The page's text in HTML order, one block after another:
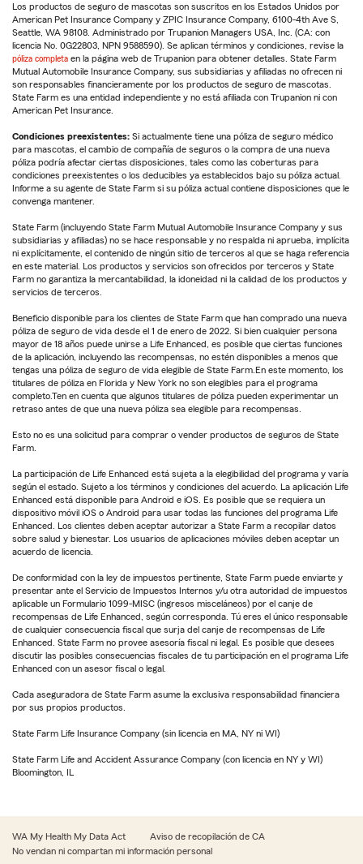
Los productos de seguro de mascotas son suscritos en los Estados Unidos por
American Pet Insurance Company y ZPIC Insurance Company, 6100-4th Ave S,
Seattle, WA 98108. Administrado por Trupanion Managers USA, Inc. (CA: con
licencia No. 0G22803, NPN 9588590). Se aplican términos y condiciones, revise la
póliza completa en la página web de Trupanion para obtener detalles. State Farm
Mutual Automobile Insurance Company, sus subsidiarias y afiliadas no ofrecen ni
son responsables financieramente por los productos de seguro de mascotas.
State Farm es una entidad independiente y no está afiliada con Trupanion ni con
American Pet Insurance.
Condiciones preexistentes: Si actualmente tiene una póliza de seguro médico
para mascotas, el cambio de compañía de seguros o la compra de una nueva
póliza podría afectar ciertas disposiciones, tales como las coberturas para
condiciones preexistentes o los deducibles ya establecidos bajo su póliza actual.
Informe a su agente de State Farm si su póliza actual contiene disposiciones que le
convenga mantener.
State Farm (incluyendo State Farm Mutual Automobile Insurance Company y sus
subsidiarias y afiliadas) no se hace responsable y no respalda ni aprueba, implícita
ni explícitamente, el contenido de ningún sitio de terceros al que se haga referencia
en este material. Los productos y servicios son ofrecidos por terceros y State
Farm no garantiza la mercantabilidad, la idoneidad ni la calidad de los productos y
servicios de terceros.
Beneficio disponible para los clientes de State Farm que han comprado una nueva
póliza de seguro de vida desde el 1 de enero de 2022. Si bien cualquier persona
mayor de 18 años puede unirse a Life Enhanced, es posible que ciertas funciones
de la aplicación, incluyendo las recompensas, no estén disponibles a menos que
tengas una póliza de seguro de vida elegible de State Farm.En este momento, los
titulares de póliza en Florida y New York no son elegibles para el programa
completo.Ten en cuenta que algunos titulares de póliza pueden experimentar un
retraso antes de que una nueva póliza sea elegible para recompensas.
Esto no es una solicitud para comprar o vender productos de seguros de State
Farm.
La participación de Life Enhanced está sujeta a la elegibilidad del programa y varía
según el estado. Sujeto a los términos y condiciones del acuerdo. La aplicación Life
Enhanced está disponible para Android e iOS. Es posible que se requiera un
dispositivo móvil iOS o Android para usar todas las funciones del programa Life
Enhanced. Los clientes deben aceptar autorizar a State Farm a recopilar datos
sobre salud y bienestar. Los usuarios de aplicaciones móviles deben aceptar un
acuerdo de licencia.
De conformidad con la ley de impuestos pertinente, State Farm puede enviarte y
presentar ante el Servicio de Impuestos Internos y/u otra autoridad de impuestos
aplicable un Formulario 1099-MISC (ingresos misceláneos) por el canje de
recompensas de Life Enhanced, según corresponda. Tú eres el único responsable
de cualquier consecuencia fiscal que surja del canje de recompensas de Life
Enhanced. State Farm no provee asesoría fiscal ni legal. Es posible que desees
discutir las posibles consecuencias fiscales de tu participación en el programa Life
Enhanced con un asesor fiscal o legal.
Cada aseguradora de State Farm asume la exclusiva responsabilidad financiera
por sus propios productos.
State Farm Life Insurance Company (sin licencia en MA, NY ni WI)
State Farm Life and Accident Assurance Company (con licencia en NY y WI)
Bloomington, IL
WA My Health My Data Act
Aviso de recopilación de CA
No vendan ni compartan mi información personal